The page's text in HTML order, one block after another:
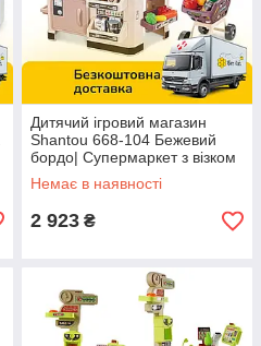
Дитячий ігровий магазин
Shantou 668-104 Бежевий
бордо| Супермаркет з візком
та продуктами
Немає в наявності
2 923 ₴